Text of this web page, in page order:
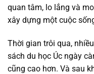
quan tâm, lo lắng và
xây dựng một cuộc
Thời gian trôi qua,
sách du học Úc ngày
cũng cao hơn. Và sau